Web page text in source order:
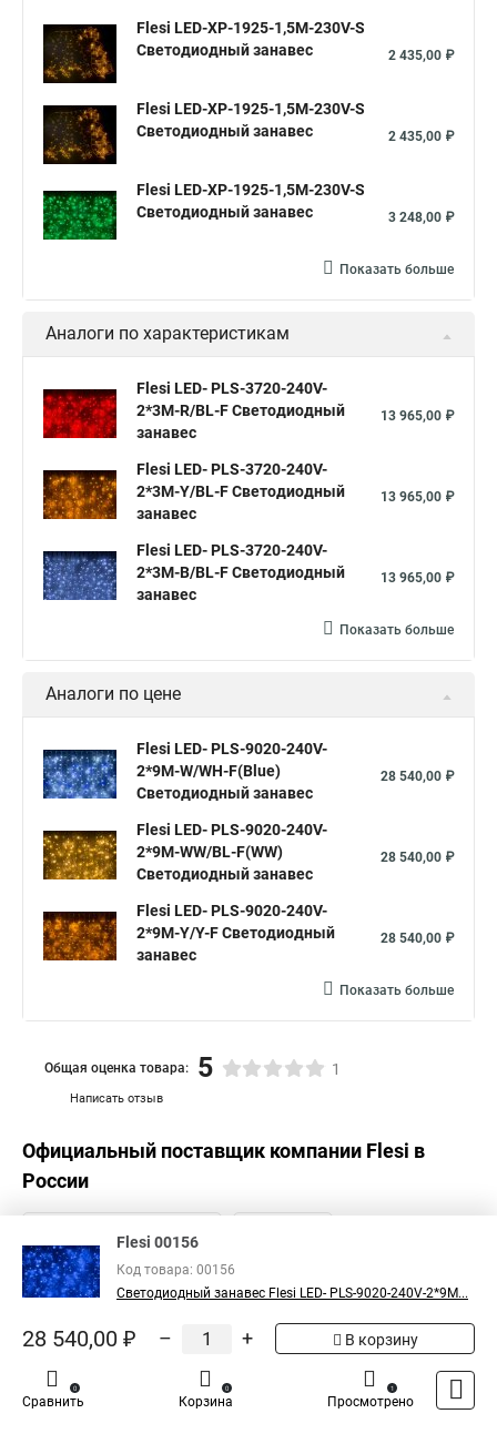
Flesi LED-XP-1925-1,5M-230V-S
Светодиодный занавес
2 435,00 ₽
Flesi LED-XP-1925-1,5M-230V-S
Светодиодный занавес
2 435,00 ₽
Flesi LED-XP-1925-1,5M-230V-S
Светодиодный занавес
3 248,00 ₽
Показать больше
Аналоги по характеристикам
Flesi LED- PLS-3720-240V-
2*3М-R/BL-F Светодиодный
занавес
13 965,00 ₽
Flesi LED- PLS-3720-240V-
2*3М-Y/BL-F Светодиодный
занавес
13 965,00 ₽
Flesi LED- PLS-3720-240V-
2*3М-B/BL-F Светодиодный
занавес
13 965,00 ₽
Показать больше
Аналоги по цене
Flesi LED- PLS-9020-240V-
2*9М-W/WH-F(Blue)
Светодиодный занавес
28 540,00 ₽
Flesi LED- PLS-9020-240V-
2*9М-WW/BL-F(WW)
Светодиодный занавес
28 540,00 ₽
Flesi LED- PLS-9020-240V-
2*9М-Y/Y-F Светодиодный
занавес
28 540,00 ₽
Показать больше
Написать отзыв
Общая оценка товара: 5 1
Официальный поставщик компании Flesi в
России
Flesi 00156
Код товара: 00156
Светодиодный занавес Flesi LED- PLS-9020-240V-2*9М...
28 540,00 ₽ – + В корзину
Сравнить
0
Корзина
0
Просмотрено
1